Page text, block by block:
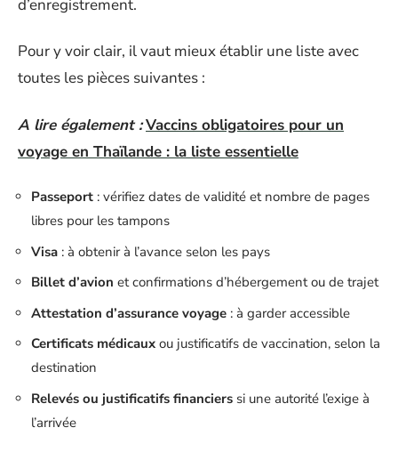
d’enregistrement.
Pour y voir clair, il vaut mieux établir une liste avec
toutes les pièces suivantes :
A lire également :Vaccins obligatoires pour un
voyage en Thaïlande : la liste essentielle
Passeport : vérifiez dates de validité et nombre de pages
libres pour les tampons
Visa : à obtenir à l’avance selon les pays
Billet d’avion et confirmations d’hébergement ou de trajet
Attestation d’assurance voyage : à garder accessible
Certificats médicaux ou justificatifs de vaccination, selon la
destination
Relevés ou justificatifs financiers si une autorité l’exige à
l’arrivée